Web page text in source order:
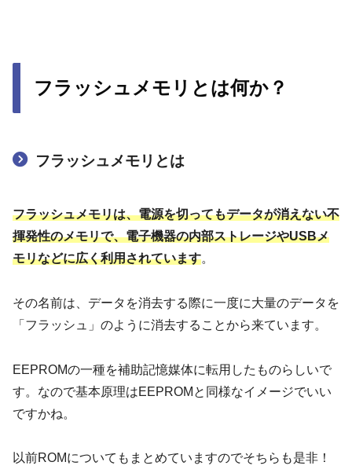
フラッシュメモリとは何か？
フラッシュメモリとは
フラッシュメモリは、電源を切ってもデータが消えない不
揮発性のメモリで、電子機器の内部ストレージやUSBメ
モリなどに広く利用されています。
その名前は、データを消去する際に一度に大量のデータを
「フラッシュ」のように消去することから来ています。
EEPROMの一種を補助記憶媒体に転用したものらしいで
す。なので基本原理はEEPROMと同様なイメージでいい
ですかね。
以前ROMについてもまとめていますのでそちらも是非！